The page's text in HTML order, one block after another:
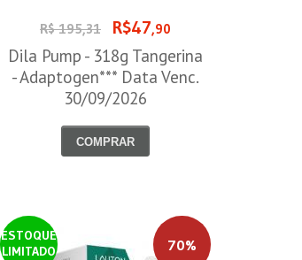
R$ 195,31 R$47,90
Dila Pump - 318g Tangerina
- Adaptogen*** Data Venc.
30/09/2026
COMPRAR
ESTOQUE
LIMITADO
70%